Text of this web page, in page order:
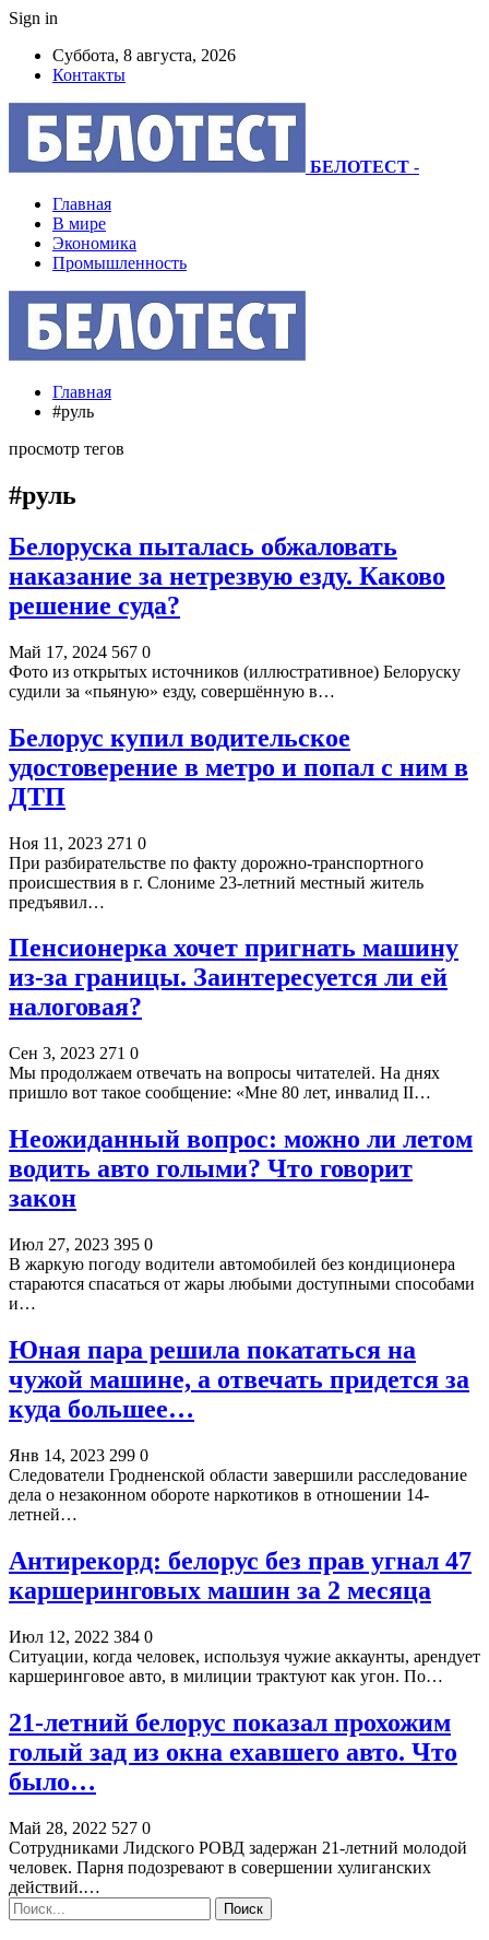
Sign in
Суббота, 8 августа, 2026
Контакты
БЕЛОТЕСТ -
Главная
В мире
Экономика
Промышленность
Главная
#руль
просмотр тегов
#руль
Белоруска пыталась обжаловать
наказание за нетрезвую езду. Каково
решение суда?
Май 17, 2024 567 0
Фото из открытых источников (иллюстративное) Белоруску
судили за «пьяную» езду, совершённую в…
Белорус купил водительское
удостоверение в метро и попал с ним в
ДТП
Ноя 11, 2023 271 0
При разбирательстве по факту дорожно-транспортного
происшествия в г. Слониме 23-летний местный житель
предъявил…
Пенсионерка хочет пригнать машину
из-за границы. Заинтересуется ли ей
налоговая?
Сен 3, 2023 271 0
Мы продолжаем отвечать на вопросы читателей. На днях
пришло вот такое сообщение: «Мне 80 лет, инвалид II…
Неожиданный вопрос: можно ли летом
водить авто голыми? Что говорит
закон
Июл 27, 2023 395 0
В жаркую погоду водители автомобилей без кондиционера
стараются спасаться от жары любыми доступными способами
и…
Юная пара решила покататься на
чужой машине, а отвечать придется за
куда большее…
Янв 14, 2023 299 0
Следователи Гродненской области завершили расследование
дела о незаконном обороте наркотиков в отношении 14-
летней…
Антирекорд: белорус без прав угнал 47
каршеринговых машин за 2 месяца
Июл 12, 2022 384 0
Ситуации, когда человек, используя чужие аккаунты, арендует
каршеринговое авто, в милиции трактуют как угон. По…
21-летний белорус показал прохожим
голый зад из окна ехавшего авто. Что
было…
Май 28, 2022 527 0
Сотрудниками Лидского РОВД задержан 21-летний молодой
человек. Парня подозревают в совершении хулиганских
действий.…